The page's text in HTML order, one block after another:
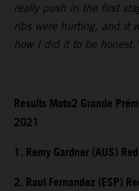
really push in the first
ribs were hurting, and it
how I did it to be
Results Moto2 Grande
2021
1. Remy Gardner (AUS)
2. Raul Fernandez (ESP)